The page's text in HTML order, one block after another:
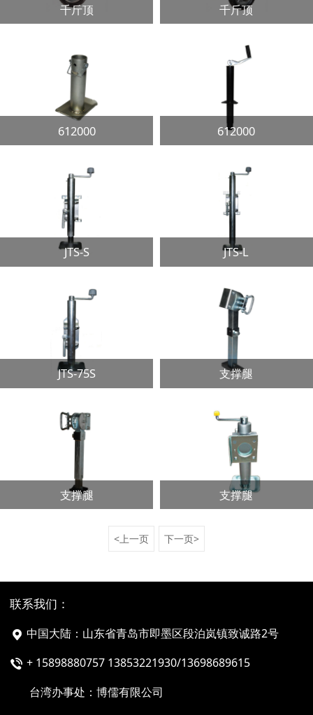
千斤顶 千斤顶
612000 612000
JTS-S JTS-L
JTS-75S 支撑腿
支撑腿 支撑腿
<上一页 下一页>
联系我们：
中国大陆：山东省青岛市即墨区段泊岚镇致诚路2号
+ 15898880757 13853221930/13698689615
台湾办事处：博儒有限公司